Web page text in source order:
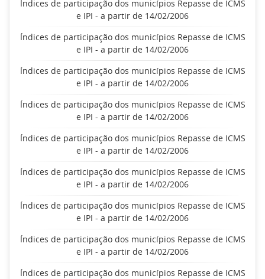
Índices de participação dos municípios Repasse de ICMS
e IPI - a partir de 14/02/2006
Índices de participação dos municípios Repasse de ICMS
e IPI - a partir de 14/02/2006
Índices de participação dos municípios Repasse de ICMS
e IPI - a partir de 14/02/2006
Índices de participação dos municípios Repasse de ICMS
e IPI - a partir de 14/02/2006
Índices de participação dos municípios Repasse de ICMS
e IPI - a partir de 14/02/2006
Índices de participação dos municípios Repasse de ICMS
e IPI - a partir de 14/02/2006
Índices de participação dos municípios Repasse de ICMS
e IPI - a partir de 14/02/2006
Índices de participação dos municípios Repasse de ICMS
e IPI - a partir de 14/02/2006
Índices de participação dos municípios Repasse de ICMS